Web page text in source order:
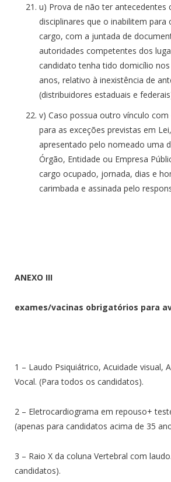
u) Prova de não ter antecedentes
disciplinares que o inabilitem para
cargo, com a juntada de
autoridades competentes dos
candidato tenha tido domicílio
anos, relativo à inexistência de
(distribuidores estaduais e
v) Caso possua outro vínculo
para as exceções previstas em
apresentado pelo nomeado uma
Órgão, Entidade ou Empresa
cargo ocupado, jornada, dias e
carimbada e assinada pelo
ANEXO III
exames/vacinas obrigatórios para
1 – Laudo Psiquiátrico, Acuidade visual,
Vocal. (Para todos os candidatos).
2 – Eletrocardiograma em repouso+
(apenas para candidatos acima de 35
3 – Raio X da coluna Vertebral com
candidatos).